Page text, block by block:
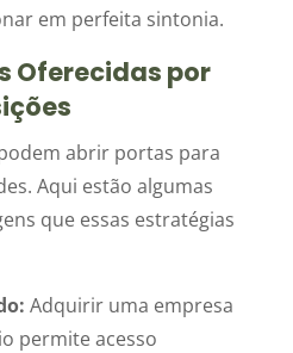
em perfeita sintonia.
Oferecidas por
abrir portas para
Aqui estão algumas
que essas estratégias
Adquirir uma empresa
permite acesso